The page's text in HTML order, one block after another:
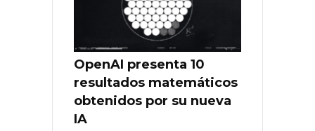
OpenAI presenta 10
resultados matemáticos
obtenidos por su nueva
IA